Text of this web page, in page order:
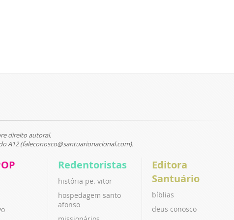
direito autoral.
A12 (faleconosco@santuarionacional.com).
Redentoristas
história pe. vitor
hospedagem santo
afonso
Editora
Santuário
bíblias
deus conosco